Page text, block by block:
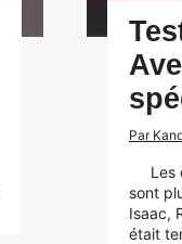
Par
Les
sont
Isaac,
était